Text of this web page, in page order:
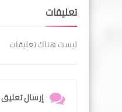
تعليقات
ليست هناك تعليقات
إرسال تعليق